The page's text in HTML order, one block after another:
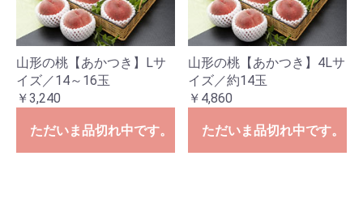
山形の桃【あかつき】Lサ
イズ／14～16玉
￥3,240
ただいま品切れ中です。
山形の桃【あかつき】4Lサ
イズ／約14玉
￥4,860
ただいま品切れ中です。